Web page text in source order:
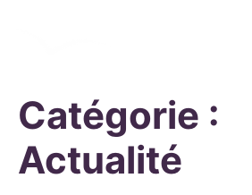
Catégorie :
Actualité